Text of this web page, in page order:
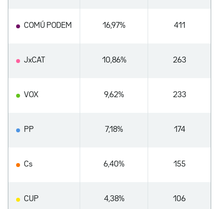
COMÚ PODEM 16,97% 411
JxCAT 10,86% 263
VOX 9,62% 233
PP 7,18% 174
Cs 6,40% 155
CUP 4,38% 106